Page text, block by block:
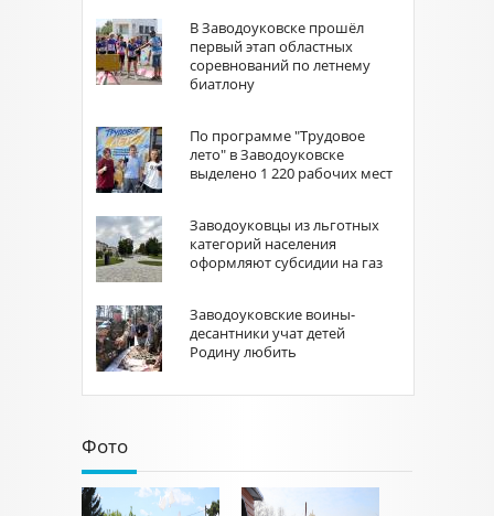
В Заводоуковске прошёл
первый этап областных
соревнований по летнему
биатлону
По программе "Трудовое
лето" в Заводоуковске
выделено 1 220 рабочих мест
Заводоуковцы из льготных
категорий населения
оформляют субсидии на газ
Заводоуковские воины-
десантники учат детей
Родину любить
Фото